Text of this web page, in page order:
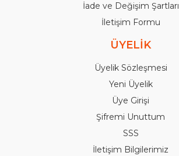
İade ve Değişim Şartları
İletişim Formu
ÜYELİK
Üyelik Sözleşmesi
Yeni Üyelik
Üye Girişi
Şifremi Unuttum
SSS
İletişim Bilgilerimiz